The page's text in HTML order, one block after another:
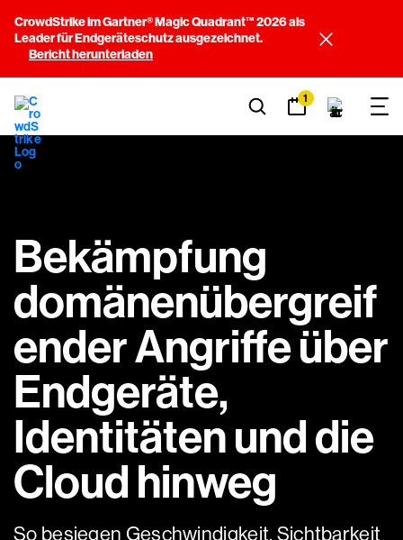
CrowdStrike im Gartner® Magic Quadrant™ 2026 als
Leader für Endgeräteschutz ausgezeichnet.
Bericht herunterladen
1
Bekämpfung
domänenübergreif
ender Angriffe über
Endgeräte,
Identitäten und die
Cloud hinweg
So besiegen Geschwindigkeit, Sichtbarkeit